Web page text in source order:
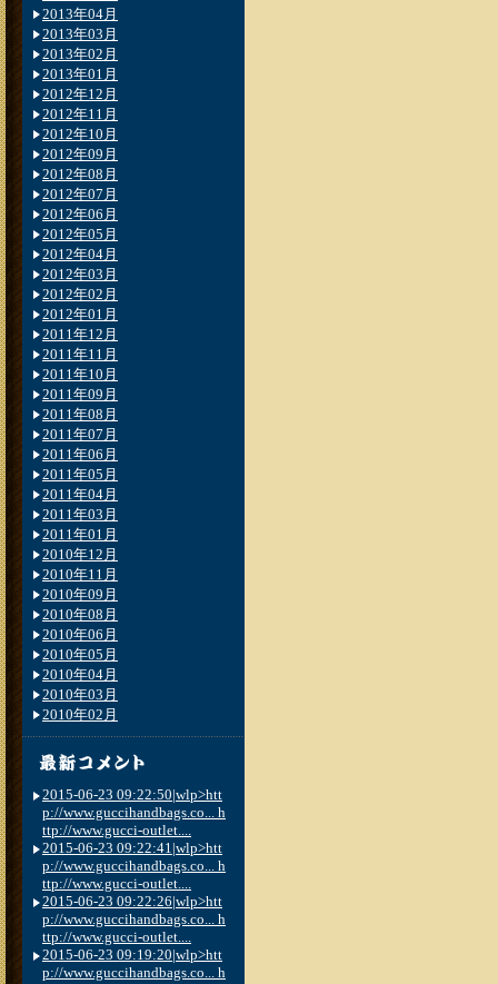
2013年04月
2013年03月
2013年02月
2013年01月
2012年12月
2012年11月
2012年10月
2012年09月
2012年08月
2012年07月
2012年06月
2012年05月
2012年04月
2012年03月
2012年02月
2012年01月
2011年12月
2011年11月
2011年10月
2011年09月
2011年08月
2011年07月
2011年06月
2011年05月
2011年04月
2011年03月
2011年01月
2010年12月
2010年11月
2010年09月
2010年08月
2010年06月
2010年05月
2010年04月
2010年03月
2010年02月
2015-06-23 09:22:50|wlp>htt
p://www.guccihandbags.co... h
ttp://www.gucci-outlet....
2015-06-23 09:22:41|wlp>htt
p://www.guccihandbags.co... h
ttp://www.gucci-outlet....
2015-06-23 09:22:26|wlp>htt
p://www.guccihandbags.co... h
ttp://www.gucci-outlet....
2015-06-23 09:19:20|wlp>htt
p://www.guccihandbags.co... h